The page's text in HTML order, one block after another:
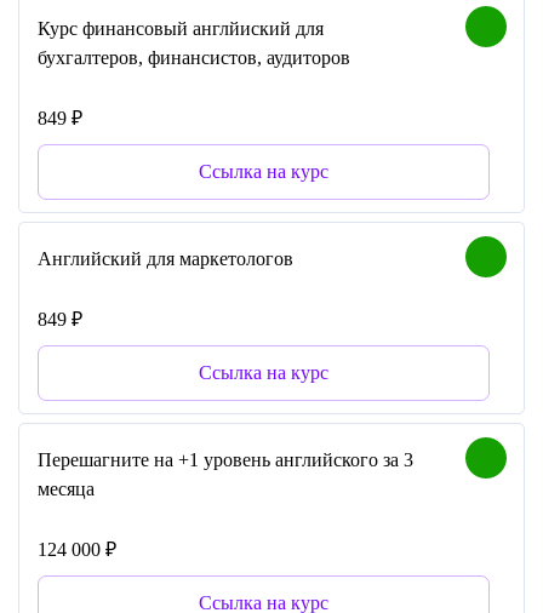
Курс финансовый англйиский для
бухгалтеров, финансистов, аудиторов
849 ₽
Ссылка на курс
Английский для маркетологов
849 ₽
Ссылка на курс
Перешагните на +1 уровень английского за 3
месяца
124 000 ₽
Ссылка на курс